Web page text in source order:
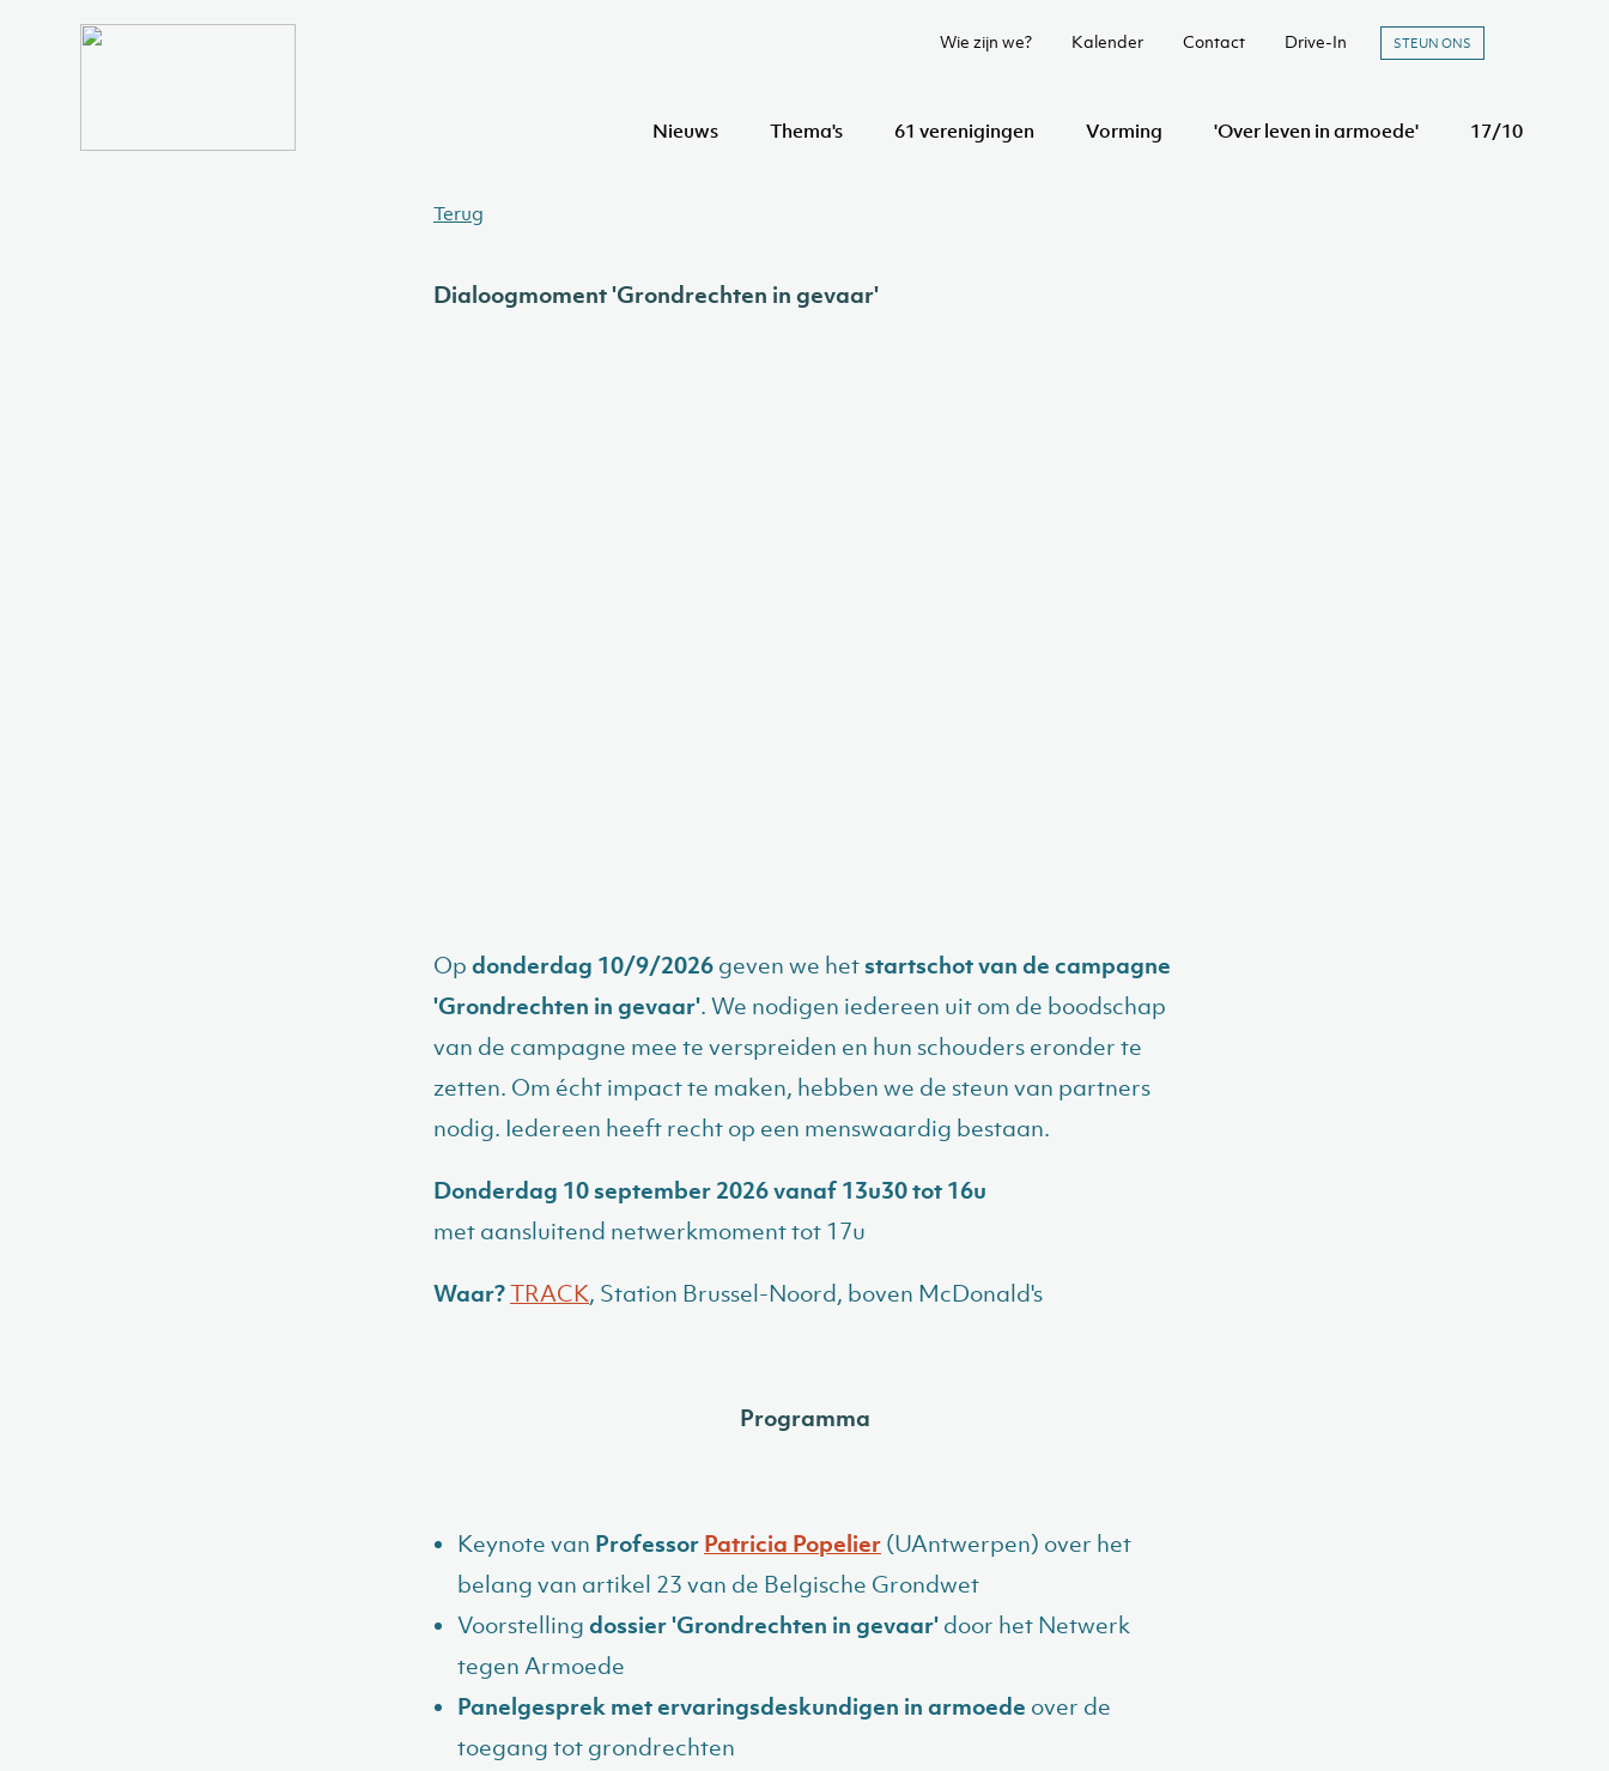
Wie zijn we? Kalender Contact Drive-In STEUN ONS
Nieuws Thema's 61 verenigingen Vorming 'Over leven in armoede' 17/10
Terug
Dialoogmoment 'Grondrechten in gevaar'
Op donderdag 10/9/2026 geven we hetstartschot van de campagne
'Grondrechten in gevaar'. We nodigen iedereen uit om de boodschap
van de campagne mee te verspreiden en hun schouders eronder te
zetten. Om écht impact te maken, hebben we de steun van partners
nodig. Iedereen heeft recht op een menswaardig bestaan.
Donderdag 10 september 2026 vanaf 13u30 tot 16u
met aansluitend netwerkmoment tot 17u
Waar?TRACK, Station Brussel-Noord, boven McDonald's
Programma
Keynote van Professor Patricia Popelier (UAntwerpen) over het
belang van artikel 23 van de Belgische Grondwet
Voorstelling dossier 'Grondrechten in gevaar' door het Netwerk
tegen Armoede
Panelgesprek met ervaringsdeskundigen in armoede over de
toegang tot grondrechten